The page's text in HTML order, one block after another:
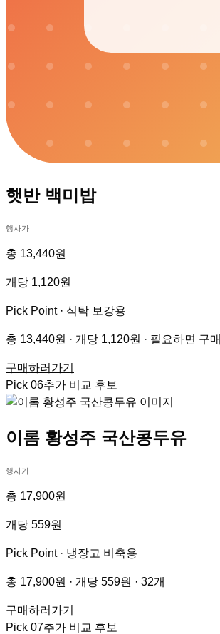
햇반 백미밥
행사가
총 13,440원
개당 1,120원
Pick Point · 식탁 보강용
총 13,440원 · 개당 1,120원 · 필요하면 구매
구매하러가기
Pick 06추가 비교 후보
이롬 황성주 국산콩두유
행사가
총 17,900원
개당 559원
Pick Point · 냉장고 비축용
총 17,900원 · 개당 559원 · 32개
구매하러가기
Pick 07추가 비교 후보